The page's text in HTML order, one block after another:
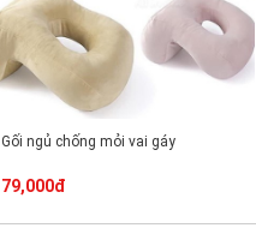
Gối ngủ chống mỏi vai gáy
79,000đ